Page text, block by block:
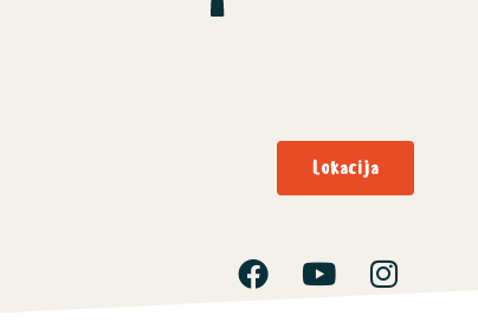
Lokacija